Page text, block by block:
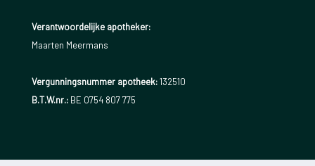
Verantwoordelijke apotheker:
Maarten Meermans
Vergunningsnummer apotheek:132510
B.T.W.nr.:BE 0754 807 775